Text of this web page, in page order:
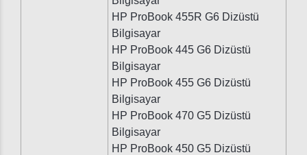
HP ProBook 455R G6 Dizüstü
Bilgisayar
HP ProBook 445 G6 Dizüstü
Bilgisayar
HP ProBook 455 G6 Dizüstü
Bilgisayar
HP ProBook 470 G5 Dizüstü
Bilgisayar
HP ProBook 450 G5 Dizüstü